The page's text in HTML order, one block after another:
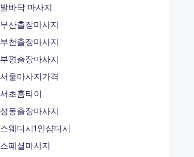
발바닥 마사지
부산출장마사지
부천출장마사지
부평출장마사지
서울마사지가격
서초홈타이
성동출장마사지
스웨디시1인샵디시
스페셜마사지